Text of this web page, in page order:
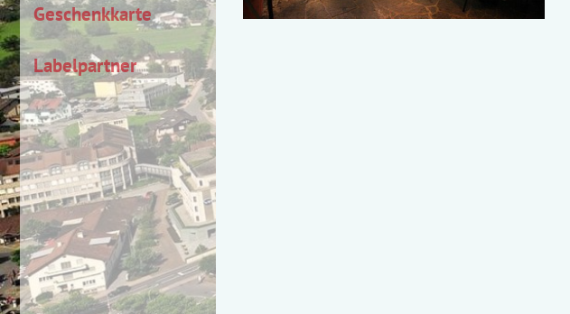
Geschenkkarte
Labelpartner